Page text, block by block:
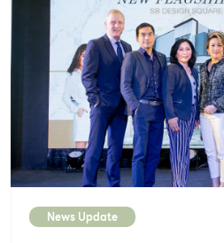
พลังงานหมุนเวียน ทั้งโครงการไ
พลังงานแสงอาทิตย์ ในไทยและต่า
เคลื่อนให้ GULF […]
News Update